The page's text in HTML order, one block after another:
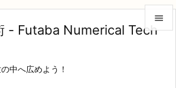
- Futaba Numerical Tech
中へ広めよう！
